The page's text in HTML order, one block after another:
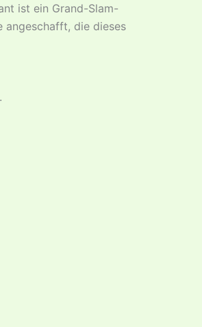
ist ein Grand-Slam-
angeschafft, die dieses